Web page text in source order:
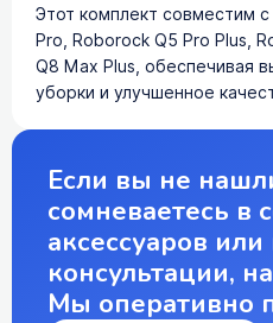
Этот комплект совместим
Pro, Roborock Q5 Pro Plus,
Q8 Max Plus, обеспечивая
уборки и улучшенное
Если вы не
сомневаетесь в
аксессуаров
консультации,
Мы оперативно